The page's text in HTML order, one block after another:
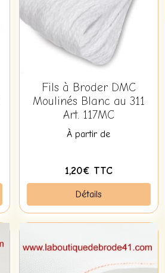
Fils à Broder DMC
Moulinés Blanc au 311
Art. 117MC
À partir de
1,20€ TTC
Détails